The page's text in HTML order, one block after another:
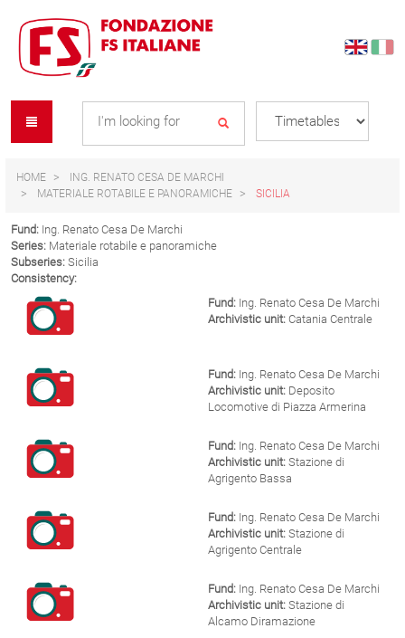
content
navigation
menu
HOME
ING. RENATO CESA DE MARCHI
MATERIALE ROTABILE E PANORAMICHE
SICILIA
Fund: Ing. Renato Cesa De Marchi
Series: Materiale rotabile e panoramiche
Subseries: Sicilia
Consistency:
Fund: Ing. Renato Cesa De Marchi
Archivistic unit: Catania Centrale
Fund: Ing. Renato Cesa De Marchi
Archivistic unit: Deposito
Locomotive di Piazza Armerina
Fund: Ing. Renato Cesa De Marchi
Archivistic unit: Stazione di
Agrigento Bassa
Fund: Ing. Renato Cesa De Marchi
Archivistic unit: Stazione di
Agrigento Centrale
Fund: Ing. Renato Cesa De Marchi
Archivistic unit: Stazione di
Alcamo Diramazione